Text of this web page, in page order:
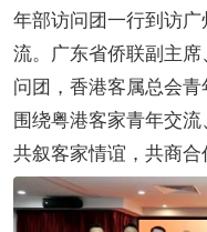
年部访问团一行到访
流。广东省侨联副主
问团，香港客属总会
围绕粤港客家青年交
共叙客家情谊，共商合